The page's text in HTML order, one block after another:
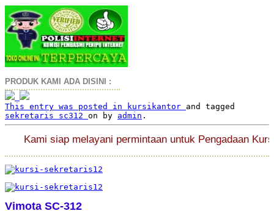
PRODUK KAMI ADA DISINI :
This entry was posted in kursikantor and tagged
sekretaris sc312 on by admin .
Kami siap melayani permintaan untuk Pengadaan Kursi
Vimota SC-312